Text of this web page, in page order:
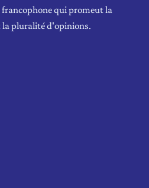
francophone qui promeut la
pluralité d'opinions.